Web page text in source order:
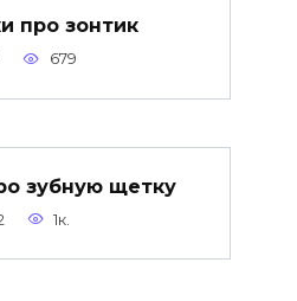
про зонтик
679
зубную щетку
1к.